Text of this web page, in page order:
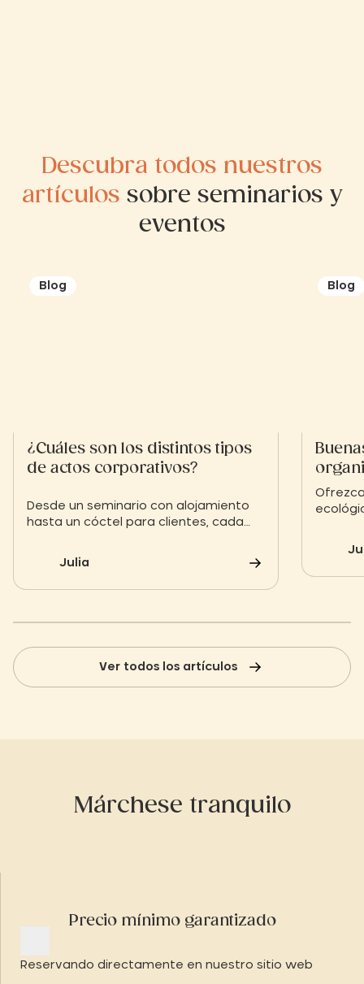
Descubra todos nuestros
artículos sobre seminarios y
eventos
Blog
¿Cuáles son los distintos tipos
de actos corporativos?
Desde un seminario con alojamiento
hasta un cóctel para clientes, cada
concreto: motivar, recompensar o
presentar un proyecto. A continuación
te explicamos cómo elegir el formato
Julia
Blog
Ver todos los artículos
Márchese tranquilo
Precio mínimo garantizado
Reservando directamente en nuestro sitio web